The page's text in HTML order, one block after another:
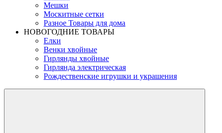
Мешки
Москитные сетки
Разное Товары для дома
НОВОГОДНИЕ ТОВАРЫ
Елки
Венки хвойные
Гирлянды хвойные
Гирлянда электрическая
Рождественские игрушки и украшения